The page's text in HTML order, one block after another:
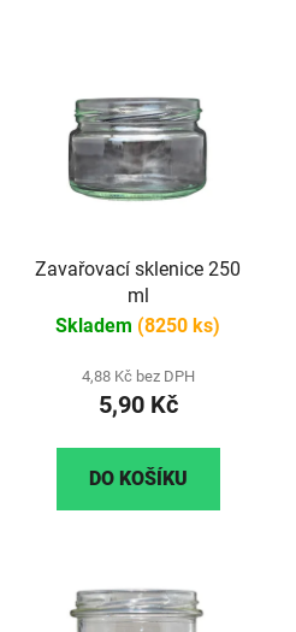
Zavařovací sklenice 250
ml
Skladem (8250 ks)
4,88 Kč bez DPH
5,90 Kč
DO KOŠÍKU